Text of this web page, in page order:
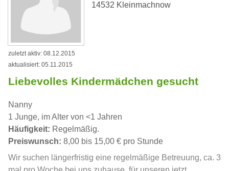
14532 Kleinmachnow
zuletzt aktiv: 08.12.2015
aktualisiert: 05.11.2015
Liebevolles Kindermädchen gesucht
Nanny
1 Junge, im Alter von <1 Jahren
Häufigkeit: Regelmäßig.
Preiswunsch: 8,00 bis 15,00 € pro Stunde
Wir suchen längerfristig eine regelmäßige Betreuung, ca. 3